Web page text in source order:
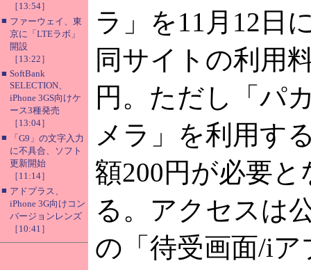
［13:54］
■ ファーウェイ、東
京に「LTEラボ」
開設
［13:22］
■ SoftBank
SELECTION、
iPhone 3GS向けケ
ース3種発売
［13:04］
■
「G9」の文字入力
に不具合、ソフト
更新開始
［11:14］
■ アドプラス、
iPhone 3G向けコン
バージョンレンズ
［10:41］
ラ」を11月12日
同サイトの利用
円。ただし「パ
メラ」を利用す
額200円が必要
る。アクセスは
の「待受画面/iア